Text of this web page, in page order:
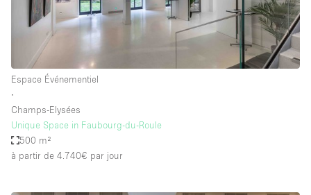
Espace Événementiel
∙
Champs-Elysées
Unique Space in Faubourg-du-Roule
500 m²
à partir de 4.740€ par jour